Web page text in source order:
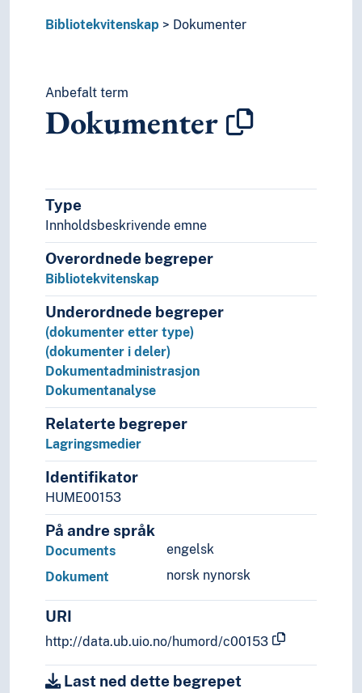
Bibliotekvitenskap Dokumenter
Anbefalt term
Dokumenter
Type
Innholdsbeskrivende emne
Overordnede begreper
Bibliotekvitenskap
Underordnede begreper
(dokumenter etter type)
(dokumenter i deler)
Dokumentadministrasjon
Dokumentanalyse
Relaterte begreper
Lagringsmedier
Identifikator
HUME00153
På andre språk
engelsk
Documents
norsk nynorsk
Dokument
URI
http://data.ub.uio.no/humord/c00153
Last ned dette begrepet